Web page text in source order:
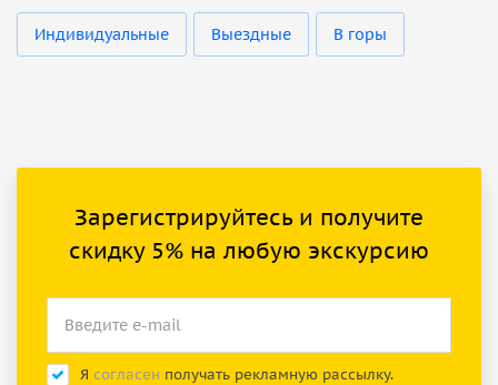
Индивидуальные Выездные В горы
Зарегистрируйтесь и получите
скидку 5% на любую экскурсию
Я согласен получать рекламную рассылку.